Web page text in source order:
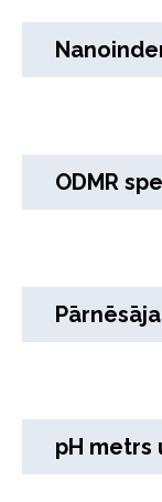
ODMR
pH metrs